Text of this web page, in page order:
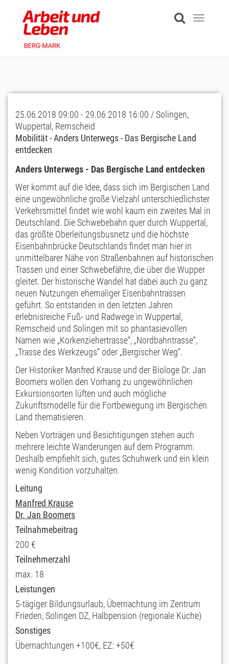
content
Toggle
25.06.2018 09:00 - 29.06.2018 16:00 / Solingen,
Wuppertal, Remscheid
Mobilität - Anders Unterwegs - Das Bergische Land
entdecken
Anders Unterwegs - Das Bergische Land entdecken
Wer kommt auf die Idee, dass sich im Bergischen Land
eine ungewöhnliche große Vielzahl unterschiedlichster
Verkehrsmittel findet wie wohl kaum ein zweites Mal in
Deutschland. Die Schwebebahn quer durch Wuppertal,
das größte Oberleitungsbusnetz und die höchste
Eisenbahnbrücke Deutschlands findet man hier in
unmittelbarer Nähe von Straßenbahnen auf historischen
Trassen und einer Schwebefähre, die über die Wupper
gleitet. Der historische Wandel hat dabei auch zu ganz
neuen Nutzungen ehemaliger Eisenbahntrassen
geführt. So entstanden in den letzten Jahren
erlebnisreiche Fuß- und Radwege in Wuppertal,
Remscheid und Solingen mit so phantasievollen
Namen wie „Korkenziehertrasse“, „Nordbahntrasse“,
„Trasse des Werkzeugs“ oder „Bergischer Weg“.
Der Historiker Manfred Krause und der Biologe Dr. Jan
Boomers wollen den Vorhang zu ungewöhnlichen
Exkursionsorten lüften und auch mögliche
Zukunftsmodelle für die Fortbewegung im Bergischen
Land thematisieren.
Neben Vorträgen und Besichtigungen stehen auch
mehrere leichte Wanderungen auf dem Programm.
Deshalb empfiehlt sich, gutes Schuhwerk und ein klein
wenig Kondition vorzuhalten.
Leitung
Manfred Krause
Dr. Jan Boomers
Teilnahmebeitrag
200 €
Teilnehmerzahl
max. 18
Leistungen
5-tägiger Bildungsurlaub, Übernachtung im Zentrum
Frieden, Solingen DZ, Halbpension (regionale Küche)
Sonstiges
Übernachtungen +100€, EZ: +50€